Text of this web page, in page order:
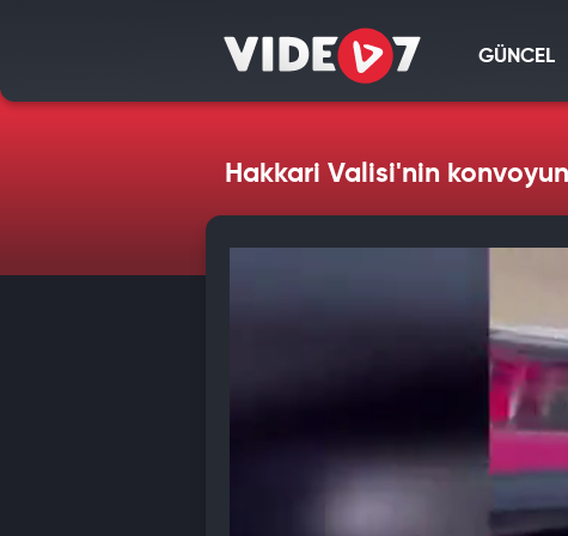
GÜNCEL
Hakkari Valisi'nin